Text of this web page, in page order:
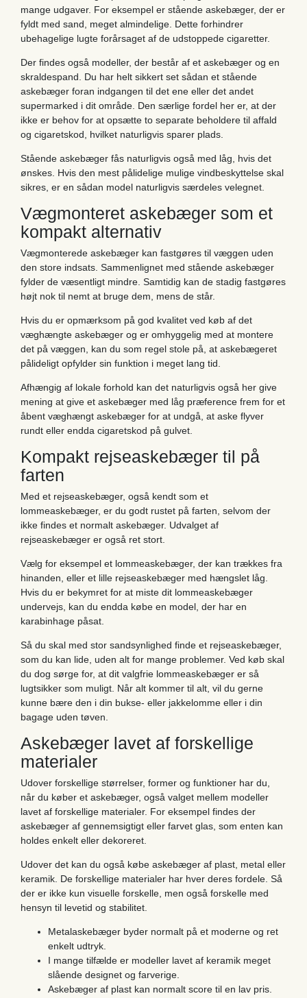
mange udgaver. For eksempel er stående askebæger, der er
fyldt med sand, meget almindelige. Dette forhindrer
ubehagelige lugte forårsaget af de udstoppede cigaretter.
Der findes også modeller, der består af et askebæger og en
skraldespand. Du har helt sikkert set sådan et stående
askebæger foran indgangen til det ene eller det andet
supermarked i dit område. Den særlige fordel her er, at der
ikke er behov for at opsætte to separate beholdere til affald
og cigaretskod, hvilket naturligvis sparer plads.
Stående askebæger fås naturligvis også med låg, hvis det
ønskes. Hvis den mest pålidelige mulige vindbeskyttelse skal
sikres, er en sådan model naturligvis særdeles velegnet.
Vægmonteret askebæger som et
kompakt alternativ
Vægmonterede askebæger kan fastgøres til væggen uden
den store indsats. Sammenlignet med stående askebæger
fylder de væsentligt mindre. Samtidig kan de stadig fastgøres
højt nok til nemt at bruge dem, mens de står.
Hvis du er opmærksom på god kvalitet ved køb af det
væghængte askebæger og er omhyggelig med at montere
det på væggen, kan du som regel stole på, at askebægeret
pålideligt opfylder sin funktion i meget lang tid.
Afhængig af lokale forhold kan det naturligvis også her give
mening at give et askebæger med låg præference frem for et
åbent væghængt askebæger for at undgå, at aske flyver
rundt eller endda cigaretskod på gulvet.
Kompakt rejseaskebæger til på
farten
Med et rejseaskebæger, også kendt som et
lommeaskebæger, er du godt rustet på farten, selvom der
ikke findes et normalt askebæger. Udvalget af
rejseaskebæger er også ret stort.
Vælg for eksempel et lommeaskebæger, der kan trækkes fra
hinanden, eller et lille rejseaskebæger med hængslet låg.
Hvis du er bekymret for at miste dit lommeaskebæger
undervejs, kan du endda købe en model, der har en
karabinhage påsat.
Så du skal med stor sandsynlighed finde et rejseaskebæger,
som du kan lide, uden alt for mange problemer. Ved køb skal
du dog sørge for, at dit valgfrie lommeaskebæger er så
lugtsikker som muligt. Når alt kommer til alt, vil du gerne
kunne bære den i din bukse- eller jakkelomme eller i din
bagage uden tøven.
Askebæger lavet af forskellige
materialer
Udover forskellige størrelser, former og funktioner har du,
når du køber et askebæger, også valget mellem modeller
lavet af forskellige materialer. For eksempel findes der
askebæger af gennemsigtigt eller farvet glas, som enten kan
holdes enkelt eller dekoreret.
Udover det kan du også købe askebæger af plast, metal eller
keramik. De forskellige materialer har hver deres fordele. Så
der er ikke kun visuelle forskelle, men også forskelle med
hensyn til levetid og stabilitet.
Metalaskebæger byder normalt på et moderne og ret
enkelt udtryk.
I mange tilfælde er modeller lavet af keramik meget
slående designet og farverige.
Askebæger af plast kan normalt score til en lav pris.